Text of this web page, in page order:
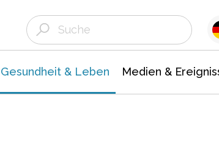
Gesundheit & Leben Medien &